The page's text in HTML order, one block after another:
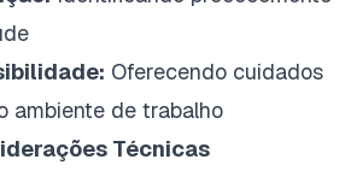
Oferecendo cuidados
ambiente de trabalho
Técnicas